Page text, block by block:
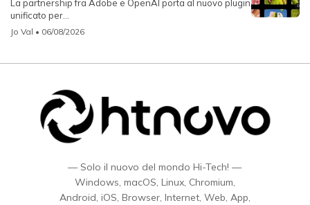
La partnership fra Adobe e OpenAI porta al nuovo plugin
unificato per...
Jo Val • 06/08/2026
— Solo il nuovo del mondo Hi-Tech! —
Windows, macOS, Linux, Chromium,
Android, iOS, Browser, Internet, Web, App,